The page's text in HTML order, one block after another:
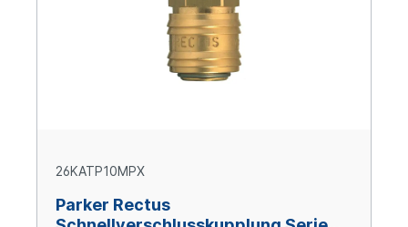
26KATP10MPX
Parker Rectus